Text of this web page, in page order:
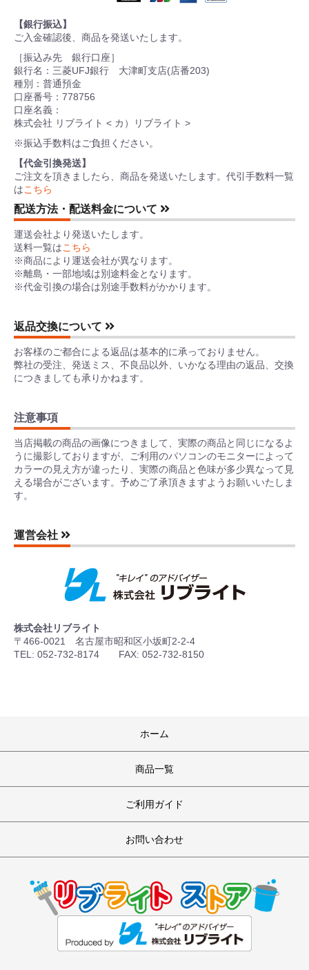
【銀行振込】
ご入金確認後、商品を発送いたします。
［振込み先 銀行口座］
銀行名：三菱UFJ銀行 大津町支店(店番203)
種別：普通預金
口座番号：778756
口座名義：
株式会社 リブライト < カ）リブライト >
※振込手数料はご負担ください。
【代金引換発送】
ご注文を頂きましたら、商品を発送いたします。代引手数料一覧
はこちら
配送方法・配送料金について
運送会社より発送いたします。
送料一覧はこちら
※商品により運送会社が異なります。
※離島・一部地域は別途料金となります。
※代金引換の場合は別途手数料がかかります。
返品交換について
お客様のご都合による返品は基本的に承っておりません。
弊社の受注、発送ミス、不良品以外、いかなる理由の返品、交換
につきましても承りかねます。
注意事項
当店掲載の商品の画像につきまして、実際の商品と同じになるよ
うに撮影しておりますが、ご利用のパソコンのモニターによって
カラーの見え方が違ったり、実際の商品と色味が多少異なって見
える場合がございます。予めご了承頂きますようお願いいたしま
す。
運営会社
株式会社リブライト
〒466-0021 名古屋市昭和区小坂町2-2-4
TEL: 052-732-8174 FAX: 052-732-8150
ホーム
商品一覧
ご利用ガイド
お問い合わせ